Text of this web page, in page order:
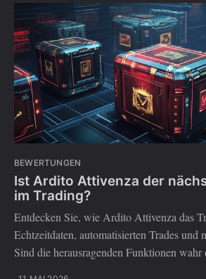
BEWERTUNGEN
Ist Ardito Attivenza der
im Trading?
Entdecken Sie, wie Ardito Attivenza das
Echtzeitdaten, automatisierten Trades und
Sind die herausragenden Funktionen